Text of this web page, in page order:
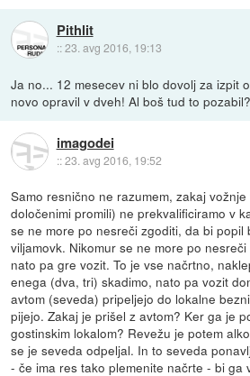
Pithlit
::23. avg 2016, 19:13
Ja no... 12 mesecev ni blo dovolj za izpit
novo opravil v dveh! Al boš tud to pozabil?
imagodei
::23. avg 2016, 19:52
Samo resnično ne razumem, zakaj
določenimi promili) ne prekvalificiramo v
se ne more po nesreči zgoditi, da bi popil
viljamovk. Nikomur se ne more po
nato pa gre vozit. To je vse načrtno,
enega (dva, tri) skadimo, nato pa vozit
avtom (seveda) pripeljejo do lokalne
pijejo. Zakaj je prišel z avtom? Ker ga je
gostinskim lokalom? Revežu je potem
se je seveda odpeljal. In to seveda
- če ima res tako plemenite načrte - bi ga